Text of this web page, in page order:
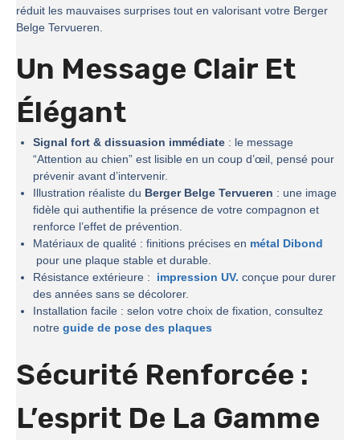
réduit les mauvaises surprises tout en valorisant votre Berger
Belge Tervueren.
Un Message Clair Et
Élégant
Signal fort & dissuasion immédiate : le message
“Attention au chien” est lisible en un coup d’œil, pensé pour
prévenir avant d’intervenir.
Illustration réaliste du Berger Belge Tervueren : une image
fidèle qui authentifie la présence de votre compagnon et
renforce l’effet de prévention.
Matériaux de qualité : finitions précises en métal Dibond
pour une plaque stable et durable.
Résistance extérieure :
impression UV. conçue pour durer
des années sans se décolorer.
Installation facile : selon votre choix de fixation, consultez
notre guide de pose des plaques
Sécurité Renforcée :
L’esprit De La Gamme